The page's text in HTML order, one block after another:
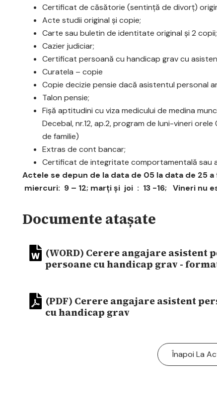
Certificat de căsătorie (sentinţă de divorţ)
Acte studii original şi copie;
Carte sau buletin de identitate original şi 2 copii;
Cazier judiciar;
Certificat persoană cu handicap grav cu
Curatela – copie
Copie decizie pensie dacă asistentul personal
Talon pensie;
Fişă aptitudini cu viza medicului de medina
Decebal, nr.12, ap.2, program de luni-vineri
de familie)
Extras de cont bancar;
Certificat de integritate comportamentală sau
Actele se depun de la data de 05 la data de 25
miercuri: 9 – 12; marţi şi joi : 13 -16; Vineri nu
Documente atașate
(WORD) Cerere angajare asistent
persoane cu handicap grav -
(PDF) Cerere angajare asistent
cu handicap grav
Înapoi La